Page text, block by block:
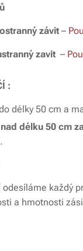
závit–
zavit–
:
délky 50 cm a
délku 50 cm
odesíláme každý
a hmotnosti